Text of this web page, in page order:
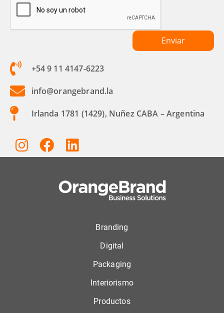
+54 9 11 4147-6223
info@orangebrand.la
Irlanda 1781 (1429), Nuñez CABA – Argentina
Branding
Digital
Packaging
Interiorismo
Productos